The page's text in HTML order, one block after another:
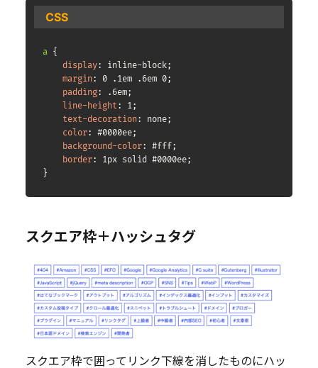
CSS
a {
display: inline-block;
margin: 0 .1em .6em 0;
padding: .6em;
line-height: 1;
text-decoration: none;
color: #0000ee;
background-color: #fff ;
border: 1px solid #0000ee;
}
スクエア枠＋ハッシュタグ
スクエア枠で囲ってリンク下線を消したものにハッ